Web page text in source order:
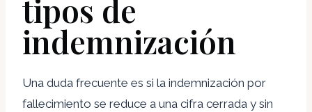
tipos de
indemnización
Una duda frecuente es si la indemnización por
fallecimiento se reduce a una cifra cerrada y sin